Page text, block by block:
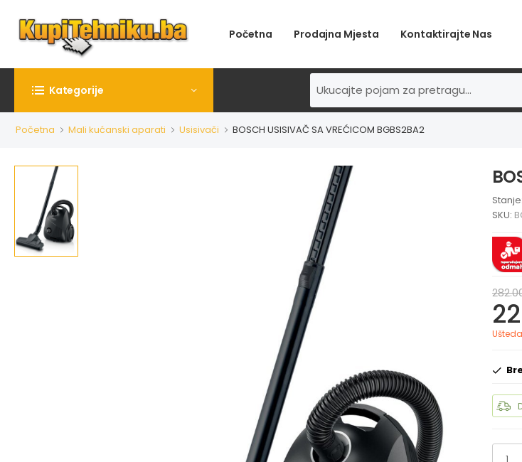
Početna Prodajna Mjesta Kontaktirajte Nas
Kategorije
Početna Mali kućanski aparati Usisivači BOSCH USISIVAČ SA VREĆICOM BGBS2BA2
Stanje:
SKU: